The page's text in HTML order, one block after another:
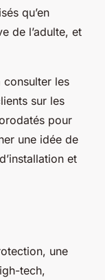
qu’en
de l’adulte, et
consulter les
sur les
pour
une idée de
et
une
tech,